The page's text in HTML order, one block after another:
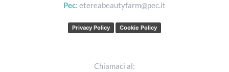
Pec: etereabeautyfarm@pec.it
Privacy Policy Cookie Policy
Chiamaci al: